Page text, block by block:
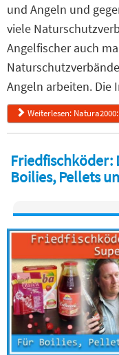
und Angeln und
viele
Angelfischer auch
Angeln arbeiten. Die
Weiterlesen:
Friedfischköder:
Boilies, Pellets